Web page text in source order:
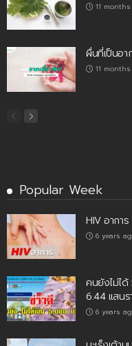
11
ผื่นที่เป็นอา
11
Popular Week
HIV อาการ
6 years
คนยังไม่ไ
6.44 แสนร
6 years